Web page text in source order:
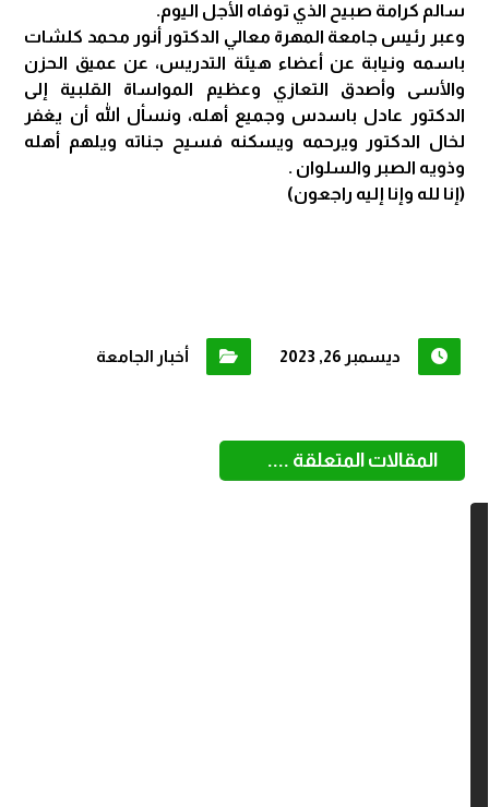
سالم كرامة صبيح الذي توفاه الأجل اليوم.
وعبر رئيس جامعة المهرة معالي الدكتور أنور محمد كلشات
باسمه ونيابة عن أعضاء هيئة التدريس، عن عميق الحزن
والأسى وأصدق التعازي وعظيم المواساة القلبية إلى
الدكتور عادل باسدس وجميع أهله، ونسأل الله أن يغفر
لخال الدكتور ويرحمه ويسكنه فسيح جناته ويلهم أهله
وذويه الصبر والسلوان .
(إنا لله وإنا إليه راجعون)
ديسمبر 26, 2023 أخبار الجامعة
المقالات المتعلقة ....